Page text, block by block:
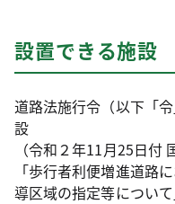
設置できる施設
道路法施行令（以下「
設
（令和２年11月25日付
「歩行者利便増進道路
導区域の指定等について